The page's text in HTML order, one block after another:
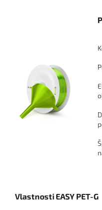
Vlastnosti EASY PET-G